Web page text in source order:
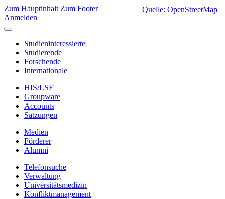
Zum Hauptinhalt Zum Footer
Anmelden
Studieninteressierte
Studierende
Forschende
Internationale
HIS/LSF
Groupware
Accounts
Satzungen
Medien
Förderer
Alumni
Telefonsuche
Verwaltung
Universitätsmedizin
Konfliktmanagement
Quelle: OpenStreetMap